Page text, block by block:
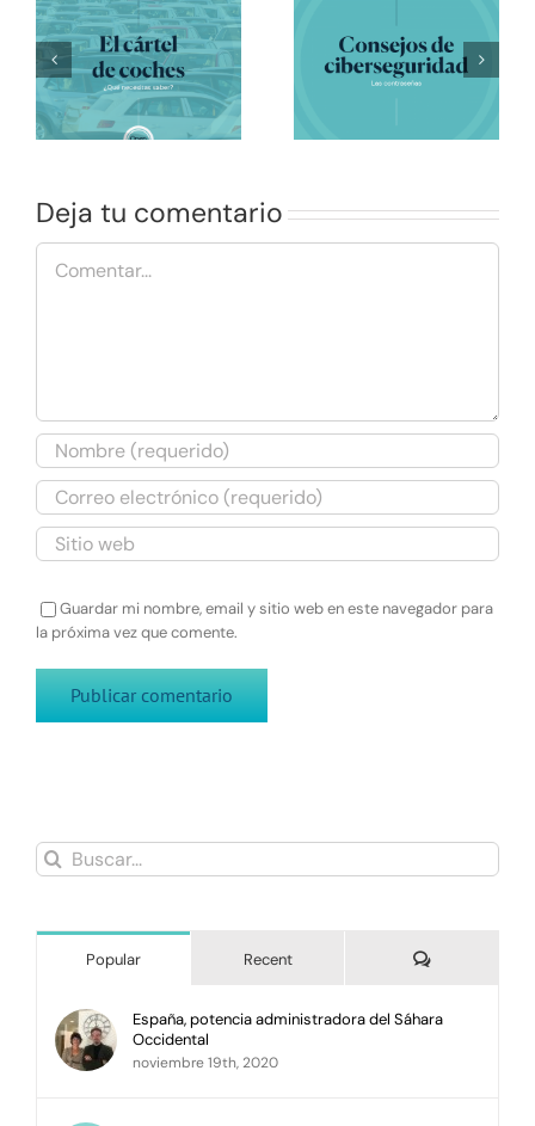
Consejos de
Ciberseguridad: las
contraseñas
Vacunas para
Deja tu comentario
Comentar
Guardar mi nombre, email y sitio web en este navegador para
la próxima vez que comente.
Buscar:
Popular Recent Comments
España, potencia administradora del Sáhara
Occidental
noviembre 19th, 2020